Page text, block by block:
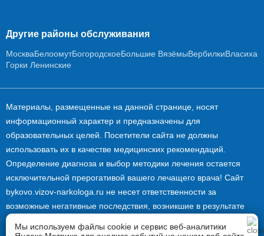
Другие районы обслуживания
МоскваБелоомутБогородскоеБольшие ВязёмыВербилкиВласиха
Горки Ленинские
Материалы, размещенные на данной странице, носят
информационный характер и предназначены для
образовательных целей. Посетители сайта не должны
использовать их в качестве медицинских рекомендаций.
Определение диагноза и выбор методики лечения остается
исключительной прерогативой вашего лечащего врача! Сайт
bykovo.vizov-narkologa.ru не несет ответственности за
возможные негативные последствия, возникшие в результате
использования размещенной на нем информации.
Мы используем файлы cookie и сервис веб-аналитики